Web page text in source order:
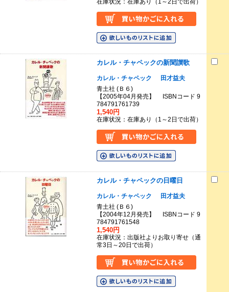
在庫状況：在庫あり（1～2日で出荷）
カレル・チャペックの新聞讃歌
カレル・チャペック
田才益夫
青土社 (Ｂ６)
【2005年04月発売】 ISBNコード 9
784791761739
1,540円
在庫状況：在庫あり（1～2日で出荷）
カレル・チャペックの日曜日
カレル・チャペック
田才益夫
青土社 (Ｂ６)
【2004年12月発売】 ISBNコード 9
784791761548
1,540円
在庫状況：出版社よりお取り寄せ（通
常3日～20日で出荷）